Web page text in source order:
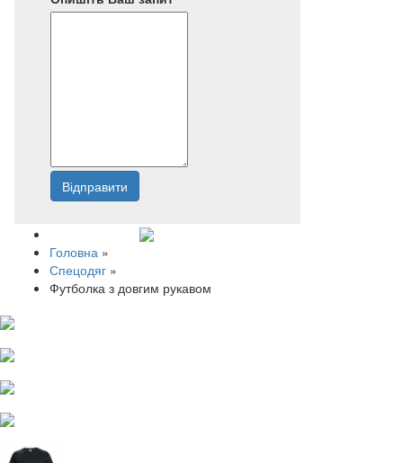
Відправити
Головна »
Спецодяг »
Футболка з довгим рукавом